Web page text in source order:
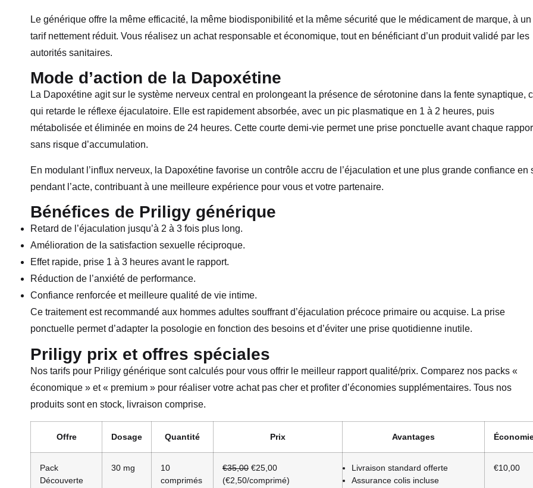
Le générique offre la même efficacité, la même biodisponibilité et la même sécurité que le médicament de marque, à un
tarif nettement réduit. Vous réalisez un achat responsable et économique, tout en bénéficiant d’un produit validé par les
autorités sanitaires.
Mode d’action de la Dapoxétine
La Dapoxétine agit sur le système nerveux central en prolongeant la présence de sérotonine dans la fente synaptique,
qui retarde le réflexe éjaculatoire. Elle est rapidement absorbée, avec un pic plasmatique en 1 à 2 heures, puis
métabolisée et éliminée en moins de 24 heures. Cette courte demi-vie permet une prise ponctuelle avant chaque
sans risque d’accumulation.
En modulant l’influx nerveux, la Dapoxétine favorise un contrôle accru de l’éjaculation et une plus grande confiance en
pendant l’acte, contribuant à une meilleure expérience pour vous et votre partenaire.
Bénéfices de Priligy générique
Retard de l’éjaculation jusqu’à 2 à 3 fois plus long.
Amélioration de la satisfaction sexuelle réciproque.
Effet rapide, prise 1 à 3 heures avant le rapport.
Réduction de l’anxiété de performance.
Confiance renforcée et meilleure qualité de vie intime.
Ce traitement est recommandé aux hommes adultes souffrant d’éjaculation précoce primaire ou acquise. La prise
ponctuelle permet d’adapter la posologie en fonction des besoins et d’éviter une prise quotidienne inutile.
Priligy prix et offres spéciales
Nos tarifs pour Priligy générique sont calculés pour vous offrir le meilleur rapport qualité/prix. Comparez nos packs «
économique » et « premium » pour réaliser votre achat pas cher et profiter d’économies supplémentaires. Tous nos
produits sont en stock, livraison comprise.
Offre Dosage Quantité Prix Avantages
Pack
Découverte
30 mg
10
comprimés
€35,00 €25,00
(€2,50/comprimé)
Livraison standard offerte
Assurance colis incluse
€10,00